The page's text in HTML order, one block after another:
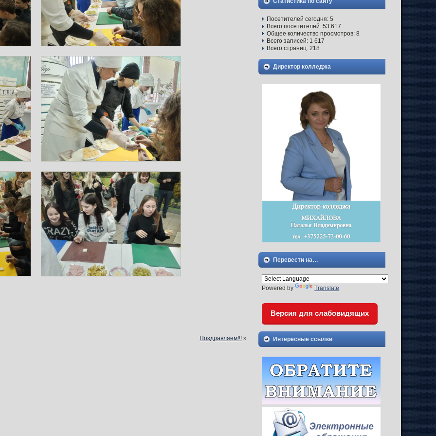
Поздравляем!!! »
Посетителей сегодня:5
Всего посетителей:53 617
Общее количество просмотров:8
Всего записей: 1 617
Всего страниц:218
Директор колледжа
Перевести на…
Powered by Translate
Версия для слабовидящих
Интересные ссылки